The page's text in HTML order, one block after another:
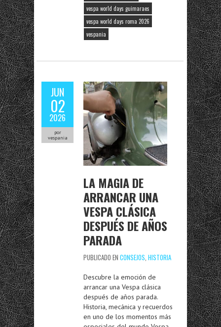
vespa world days guimaraes
vespa world days roma 2026
vespania
JUN
02
2026
por
vespania
LA MAGIA DE
ARRANCAR UNA
VESPA CLÁSICA
DESPUÉS DE AÑOS
PARADA
PUBLICADO EN CONSEJOS, HISTORIA
Descubre la emoción de
arrancar una Vespa clásica
después de años parada.
Historia, mecánica y recuerdos
en uno de los momentos más